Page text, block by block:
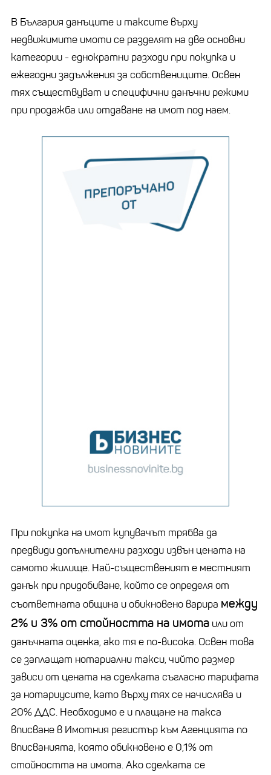
В България данъците и таксите върху
недвижимите имоти се разделят на две основни
категории - еднократни разходи при покупка и
ежегодни задължения за собствениците. Освен
тях съществуват и специфични данъчни режими
при продажба или отдаване на имот под наем.
При покупка на имот купувачът трябва да
предвиди допълнителни разходи извън цената на
самото жилище. Най-същественият е местният
данък при придобиване, който се определя от
съответната община и обикновено варира между
2% и 3% от стойността на имота или от
данъчната оценка, ако тя е по-висока. Освен това
се заплащат нотариални такси, чийто размер
зависи от цената на сделката съгласно тарифата
за нотариусите, като върху тях се начислява и
20% ДДС. Необходимо е и плащане на такса
вписване в Имотния регистър към Агенцията по
вписванията, която обикновено е 0,1% от
стойността на имота. Ако сделката се